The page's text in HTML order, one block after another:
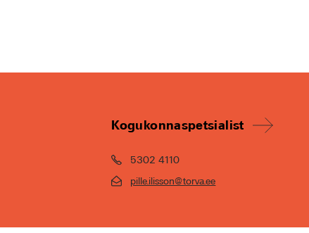
Kogukonnaspetsialist
5302 4110
pille.ilisson@torva.ee